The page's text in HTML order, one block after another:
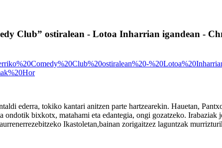
Club” ostiralean - Lotoa Inharrian igandean -
ederra, tokiko kantari anitzen parte hartzearekin. Hauetan,
bixkotx, matahami eta edantegia, ongi gozatzeko. Irabaziak
Ikastoletan,bainan zorigaitzez laguntzak